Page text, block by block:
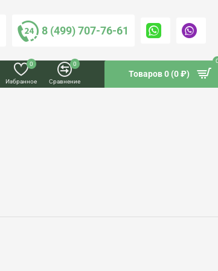
8 (499) 707-76-61
Избранное
0
Сравнение
0
Товаров 0 (0 ₽)